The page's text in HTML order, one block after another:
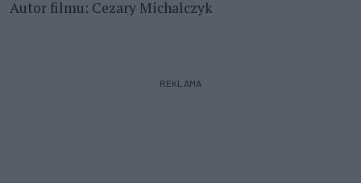
Autor filmu: Cezary Michalczyk
REKLAMA